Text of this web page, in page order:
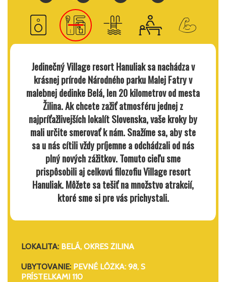
Jedinečný Village resort Hanuliak sa nachádza v
krásnej prírode Národného parku Malej Fatry v
malebnej dedinke Belá, len 20 kilometrov od mesta
Žilina. Ak chcete zažiť atmosféru jednej z
najpríťažlivejších lokalít Slovenska, vaše kroky by
mali určite smerovať k nám. Snažíme sa, aby ste
sa u nás cítili vždy príjemne a odchádzali od nás
plný nových zážitkov. Tomuto cieľu sme
prispôsobili aj celkovú filozofiu Village resort
Hanuliak. Môžete sa tešiť na množstvo atrakcií,
ktoré sme si pre vás prichystali.
LOKALITA: BELÁ, OKRES ŽILINA
UBYTOVANIE: PEVNÉ LÔŽKA: 98, S
PRÍSTELKAMI 110